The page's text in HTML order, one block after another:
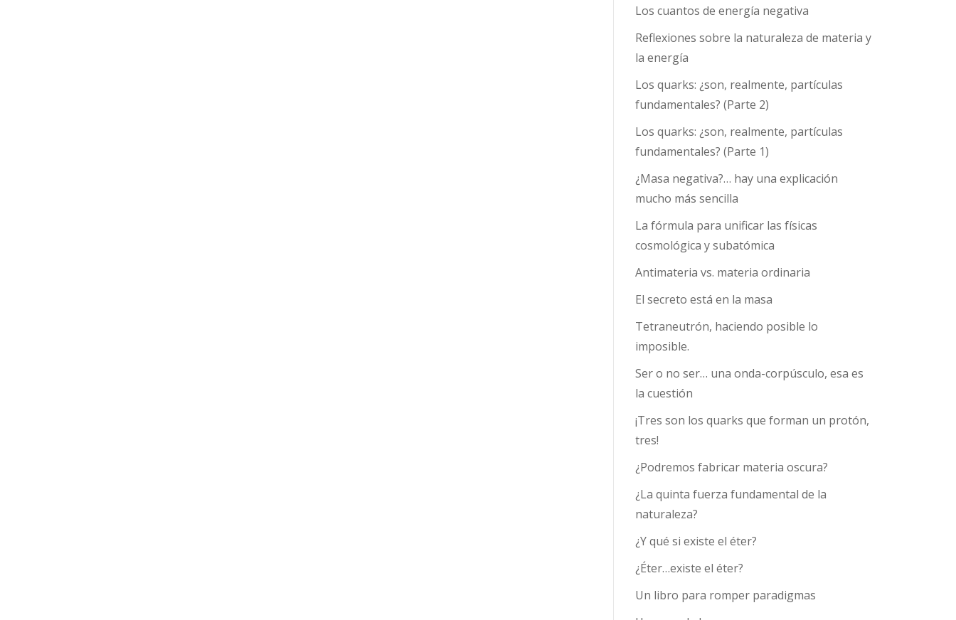
Los cuantos de energía negativa
Reflexiones sobre la naturaleza de materia y
la energía
Los quarks: ¿son, realmente, partículas
fundamentales? (Parte 2)
Los quarks: ¿son, realmente, partículas
fundamentales? (Parte 1)
¿Masa negativa?… hay una explicación
mucho más sencilla
La fórmula para unificar las físicas
cosmológica y subatómica
Antimateria vs. materia ordinaria
El secreto está en la masa
Tetraneutrón, haciendo posible lo
imposible.
Ser o no ser… una onda-corpúsculo, esa es
la cuestión
¡Tres son los quarks que forman un protón,
tres!
¿Podremos fabricar materia oscura?
¿La quinta fuerza fundamental de la
naturaleza?
¿Y qué si existe el éter?
¿Éter…existe el éter?
Un libro para romper paradigmas